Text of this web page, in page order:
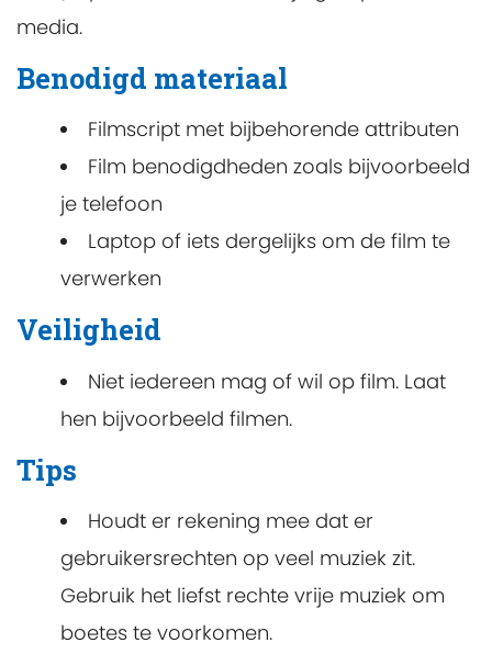
media.
Benodigd materiaal
Filmscript met bijbehorende attributen
Film benodigdheden zoals bijvoorbeeld
je telefoon
Laptop of iets dergelijks om de film te
verwerken
Veiligheid
Niet iedereen mag of wil op film. Laat
hen bijvoorbeeld filmen.
Tips
Houdt er rekening mee dat er
gebruikersrechten op veel muziek zit.
Gebruik het liefst rechte vrije muziek om
boetes te voorkomen.